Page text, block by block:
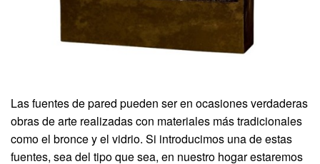
Las fuentes de pared pueden ser en ocasiones verdaderas
obras de arte realizadas con materiales más tradicionales
como el bronce y el vidrio. Si introducimos una de estas
fuentes, sea del tipo que sea, en nuestro hogar estaremos